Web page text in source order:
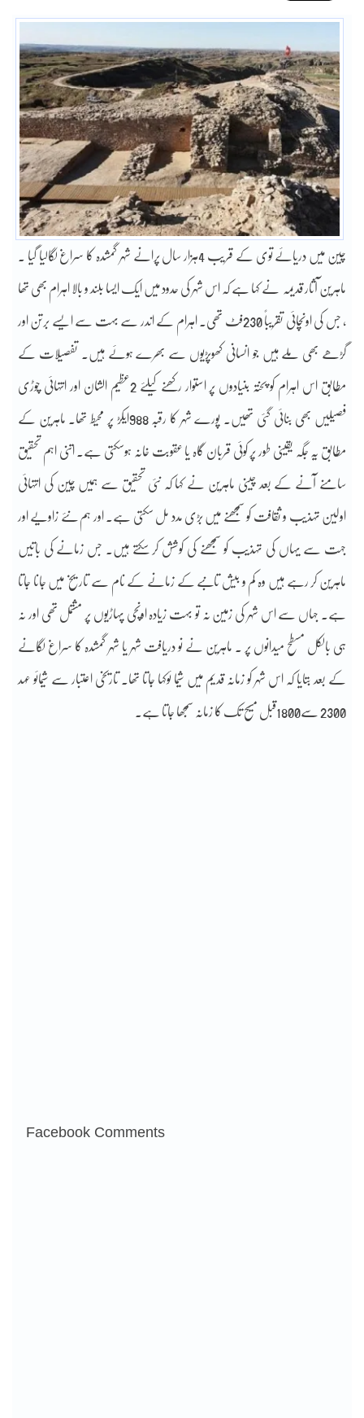
چین میں دریائے توی کے قریب 4ہزار سال پرانے شہر گمشدہ کا سراغ لگالیا گیا ۔
ماہرین آثار قدیمہ نے کہا ہے کہ اس شہر کی حدود میں ایک ایسا بلند و بالا اہرام بھی تھا
، جس کی اونچائی تقریباً 230فٹ تھی۔ اہرام کے اندر سے بہت سے ایسے برتن اور
گڑھے بھی ملے ہیں جو انسانی کھوپڑیوں سے بھرے ہوئے ہیں۔ تفصیلات کے
مطابق اس اہرام کو پختہ بنیادوں پر استوار رکھنے کیلئے 2عظیم الشان اور انتہائی چوڑی
فصیلیں بھی بنائی گئی تھیں۔ پورے شہر کا رقبہ 988ایکڑ پر محیط تھا۔ ماہرین کے
مطابق یہ جگہ یقینی طور پر کوئی قربان گاہ یا عقوبت خانہ ہوسکتی ہے۔ اتنی اہم تحقیق
سامنے آنے کے بعد چینی ماہرین نے کہا کہ نئی تحقیق سے ہمیں چین کی انتہائی
اولین تہذیب و ثقافت کو سمجھنے میں بڑی مدد مل سکتی ہے۔ اور ہم نئے زاویے اور
جہت سے یہاں کی تہذیب کو سمجھنے کی کوشش کر سکتے ہیں۔ جس زمانے کی باتیں
ماہرین کر رہے ہیں وہ کم و بیش تانبے کے زمانے کے نام سے تاریخ میں جانا جاتا
ہے۔ جہاں سے اس شہر کی زمین نہ تو بہت زیادہ اونچی پہاڑیوں پر مشتمل تھی اور نہ
ہی بالکل مسطح میدانوں پر ۔ ماہرین نے نو دریافت شہر یا شہر گمشدہ کا سراغ لگانے
کے بعد بتایا کہ اس شہر کو زمانہ قدیم میں شیما ئوکہا جاتا تھا۔ تاریخی اعتبار سے شیمائو عہد
2300 سے1800قبل مسیح تک کا زمانہ سمجھا جاتا ہے۔
Facebook Comments